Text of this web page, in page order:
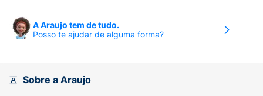
A Araujo tem de tudo.
Posso te ajudar de alguma forma?
Sobre a Araujo